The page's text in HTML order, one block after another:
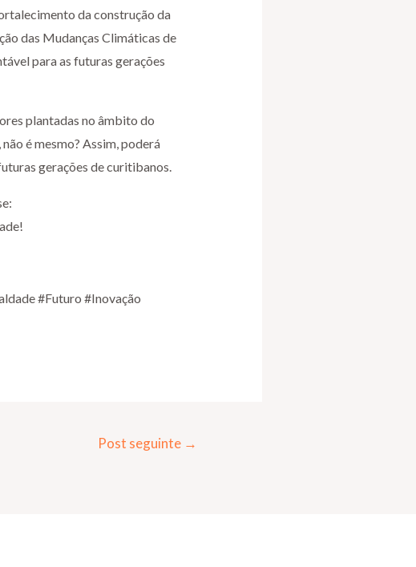
da construção da
das Mudanças Climáticas de
para as futuras gerações
plantadas no âmbito do
é mesmo? Assim, poderá
gerações de curitibanos.
#Futuro #Inovação
Post seguinte →